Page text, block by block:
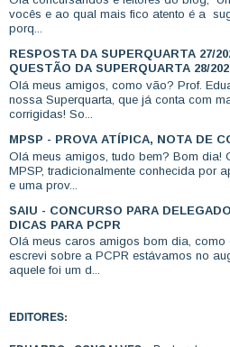
vocês e ao qual mais fico atento é a
porq...
RESPOSTA DA SUPERQUARTA 27/
QUESTÃO DA SUPERQUARTA 28/
Olá meus amigos, como vão? Prof.
nossa Superquarta, que já conta com
corrigidas! So...
MPSP - PROVA ATÍPICA, NOTA DE
Olá meus amigos, tudo bem? Bom dia!
MPSP, tradicionalmente conhecida por
e uma prov...
SAIU - CONCURSO PARA
DICAS PARA PCPR
Olá meus caros amigos bom dia, como
escrevi sobre a PCPR estávamos no
aquele foi um d...
EDITORES: